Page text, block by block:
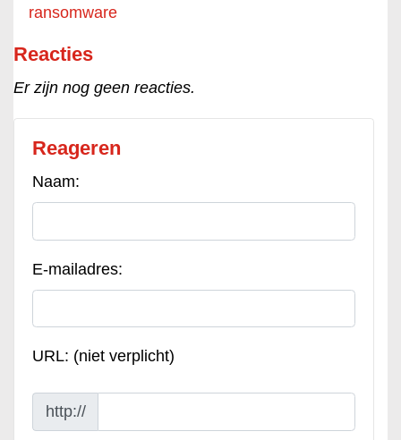
ransomware
Reacties
Er zijn nog geen reacties.
Reageren
Naam:
E-mailadres:
URL: (niet verplicht)
http://